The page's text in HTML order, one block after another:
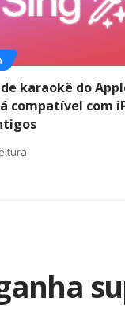
de karaokê do
compatível com